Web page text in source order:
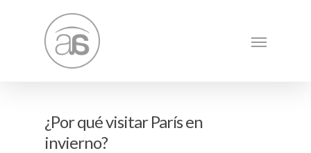
¿Por qué visitar París en
invierno?